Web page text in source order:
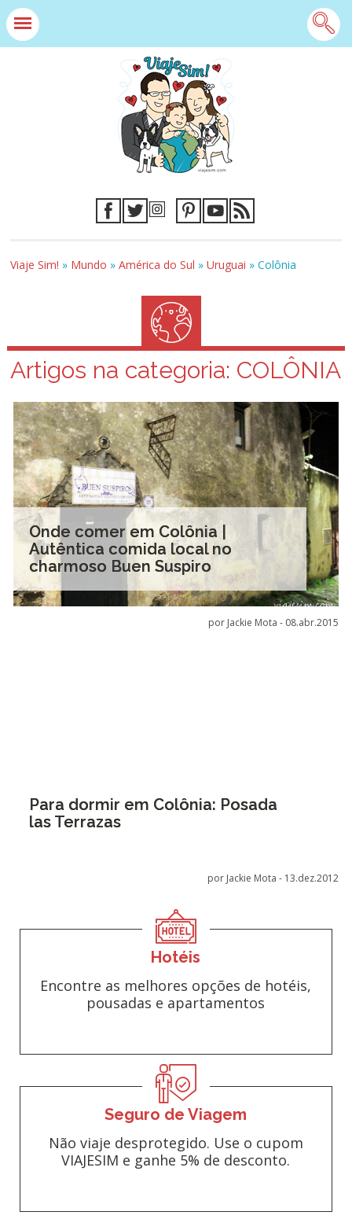
Viaje Sim! » Mundo »América do Sul »Uruguai »Colônia
Artigos na categoria: COLÔNIA
Onde comer em Colônia |
Autêntica comida local no
charmoso Buen Suspiro
por Jackie Mota - 08.abr.2015
Para dormir em Colônia: Posada
las Terrazas
por Jackie Mota - 13.dez.2012
Hotéis
Encontre as melhores opções de hotéis,
pousadas e apartamentos
Seguro de Viagem
Não viaje desprotegido. Use o cupom
VIAJESIM e ganhe 5% de desconto.